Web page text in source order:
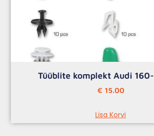
Tüüblite komplekt Audi
€ 15.00
Lisa Korvi